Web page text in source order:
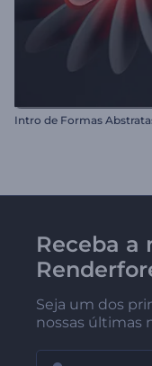
Receba a
Seja um dos
nossas últimas